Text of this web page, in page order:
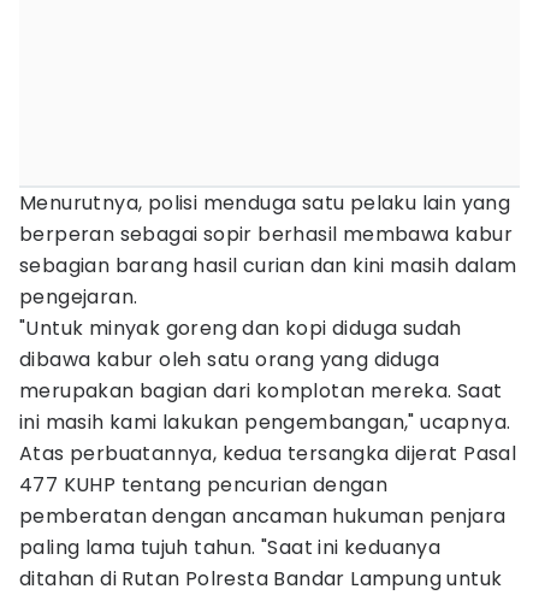
Menurutnya, polisi menduga satu pelaku lain yang
berperan sebagai sopir berhasil membawa kabur
sebagian barang hasil curian dan kini masih dalam
pengejaran.
"Untuk minyak goreng dan kopi diduga sudah
dibawa kabur oleh satu orang yang diduga
merupakan bagian dari komplotan mereka. Saat
ini masih kami lakukan pengembangan," ucapnya.
Atas perbuatannya, kedua tersangka dijerat Pasal
477 KUHP tentang pencurian dengan
pemberatan dengan ancaman hukuman penjara
paling lama tujuh tahun. "Saat ini keduanya
ditahan di Rutan Polresta Bandar Lampung untuk